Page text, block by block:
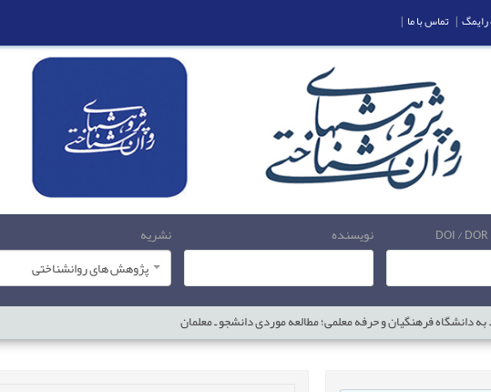
نویسنده
نشریه
پژوهش های روانشناختی
به دانشگاه فرهنگیان و حرفه معلمی؛ مطالعه موردی دانشجو ـ معلمان
رایمگ | تماس با ما |